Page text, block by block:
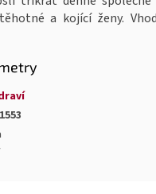
a kojící ženy.